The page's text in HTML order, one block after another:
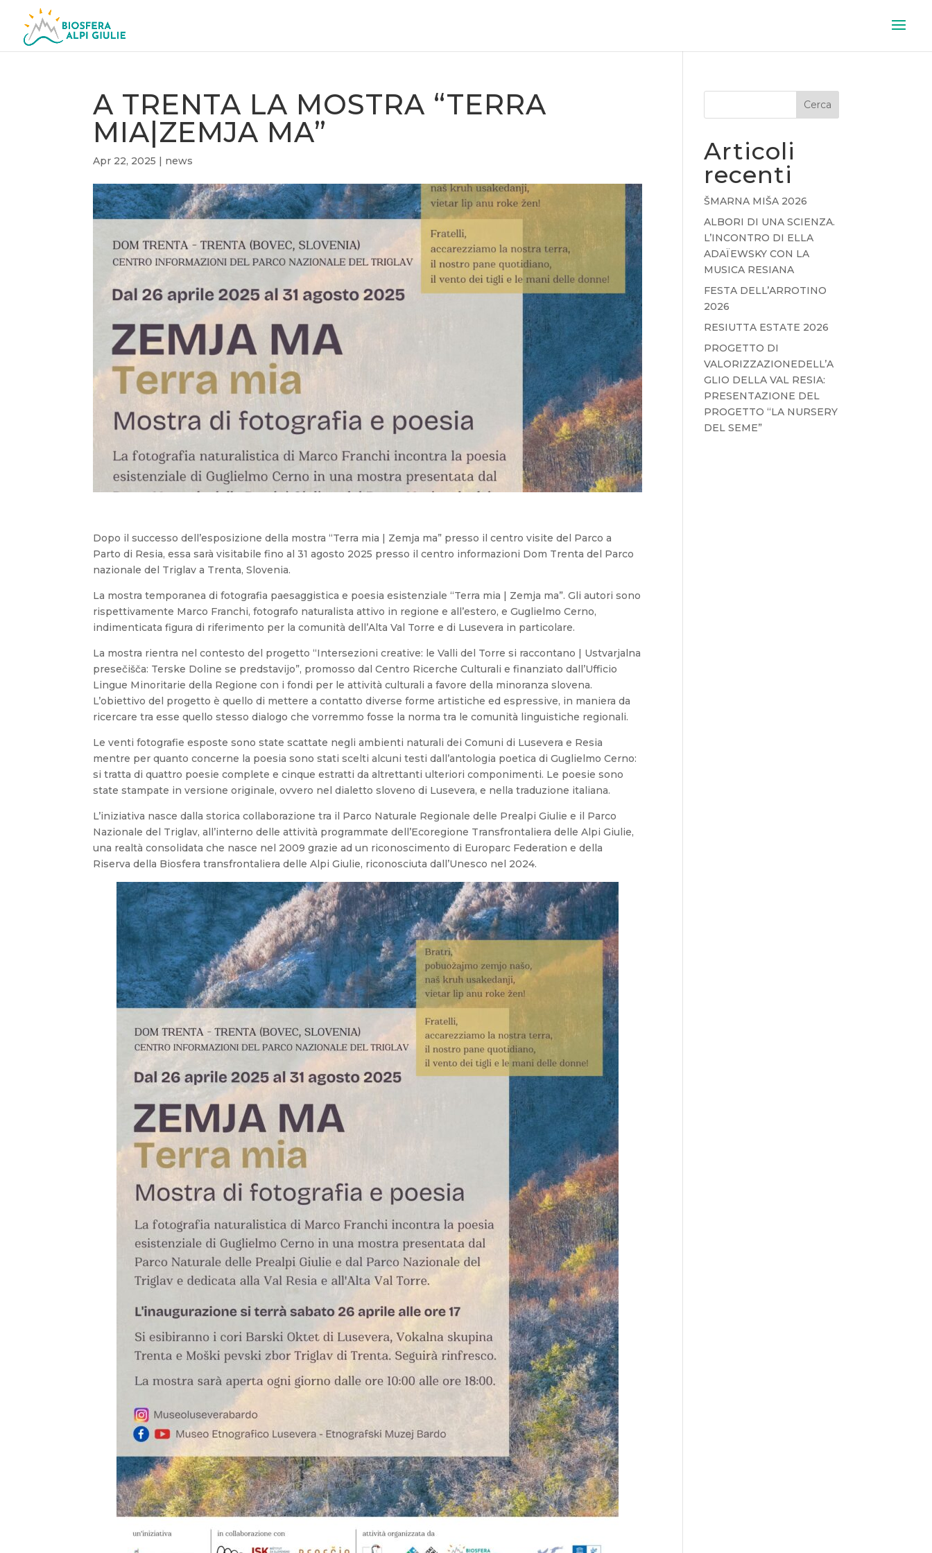
A TRENTA LA MOSTRA “TERRA
MIA|ZEMJA MA”
Apr 22, 2025 | news
Dopo il successo dell’esposizione della mostra “Terra mia | Zemja ma” presso il centro visite del Parco a
Parto di Resia, essa sarà visitabile fino al 31 agosto 2025 presso il centro informazioni Dom Trenta del Parco
nazionale del Triglav a Trenta, Slovenia.
La mostra temporanea di fotografia paesaggistica e poesia esistenziale “Terra mia | Zemja ma”. Gli autori sono
rispettivamente Marco Franchi, fotografo naturalista attivo in regione e all’estero, e Guglielmo Cerno,
indimenticata figura di riferimento per la comunità dell’Alta Val Torre e di Lusevera in particolare.
La mostra rientra nel contesto del progetto “Intersezioni creative: le Valli del Torre si raccontano | Ustvarjalna
presečišča: Terske Doline se predstavijo”, promosso dal Centro Ricerche Culturali e finanziato dall’Ufficio
Lingue Minoritarie della Regione con i fondi per le attività culturali a favore della minoranza slovena.
L’obiettivo del progetto è quello di mettere a contatto diverse forme artistiche ed espressive, in maniera da
ricercare tra esse quello stesso dialogo che vorremmo fosse la norma tra le comunità linguistiche regionali.
Le venti fotografie esposte sono state scattate negli ambienti naturali dei Comuni di Lusevera e Resia
mentre per quanto concerne la poesia sono stati scelti alcuni testi dall’antologia poetica di Guglielmo Cerno:
si tratta di quattro poesie complete e cinque estratti da altrettanti ulteriori componimenti. Le poesie sono
state stampate in versione originale, ovvero nel dialetto sloveno di Lusevera, e nella traduzione italiana.
L’iniziativa nasce dalla storica collaborazione tra il Parco Naturale Regionale delle Prealpi Giulie e il Parco
Nazionale del Triglav, all’interno delle attività programmate dell’Ecoregione Transfrontaliera delle Alpi Giulie,
una realtà consolidata che nasce nel 2009 grazie ad un riconoscimento di Europarc Federation e della
Riserva della Biosfera transfrontaliera delle Alpi Giulie, riconosciuta dall’Unesco nel 2024.
Cerca
Articoli
recenti
ŠMARNA MIŠA 2026
ALBORI DI UNA SCIENZA.
L’INCONTRO DI ELLA
ADAÏEWSKY CON LA
MUSICA RESIANA
FESTA DELL’ARROTINO
2026
RESIUTTA ESTATE 2026
PROGETTO DI
VALORIZZAZIONEDELL’A
GLIO DELLA VAL RESIA:
PRESENTAZIONE DEL
PROGETTO “LA NURSERY
DEL SEME”